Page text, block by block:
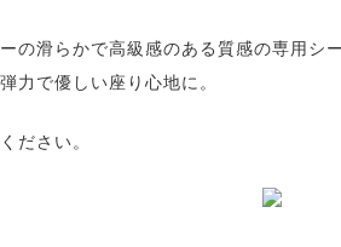
の滑らかで高級感のある質感の専用シー
力で優しい座り心地に。
ださい。